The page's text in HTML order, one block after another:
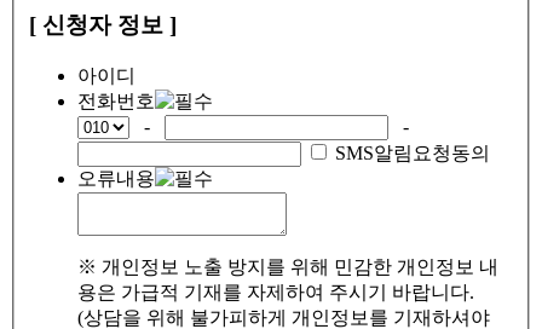
[ 신청자 정보 ]
아이디
전화번호
-
-
SMS알림요청동의
오류내용
※ 개인정보 노출 방지를 위해 민감한 개인정보 내
용은 가급적 기재를 자제하여 주시기 바랍니다.
(상담을 위해 불가피하게 개인정보를 기재하셔야